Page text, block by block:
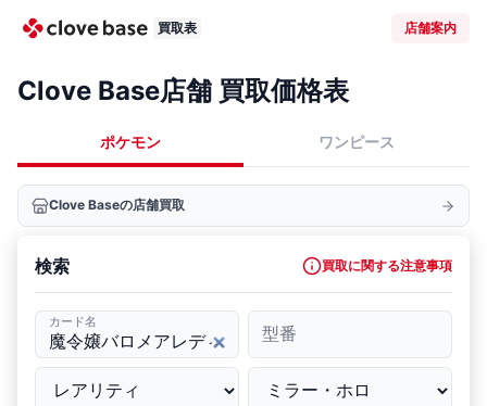
買取表 店舗案内
Clove Base店舗 買取価格表
ポケモン ワンピース
Clove Baseの店舗買取
検索 買取に関する注意事項
カード名
型番